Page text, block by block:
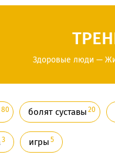
Здоровые люди —
80 болят суставы 20
3 игры 5